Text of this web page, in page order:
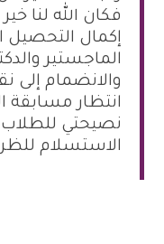
فكان الله لنا
إكمال التحصيل
الماجستير
والانضمام إلى
انتظار مسابقة
نصيحتي للطلاب
الاستسلام